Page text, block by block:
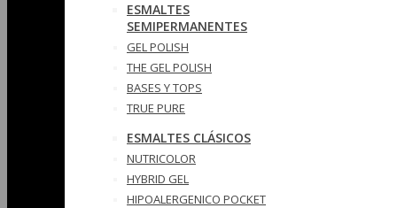
ESMALTES
SEMIPERMANENTES
GEL POLISH
THE GEL POLISH
BASES Y‎ TOPS
TRUE PURE
ESMALTES CLÁSICOS
NUTRICOLOR
HYBRID GEL
HIPOALERGENICO POCKET